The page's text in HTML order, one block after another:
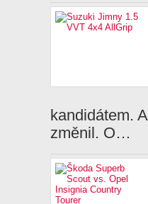
kandidátem.
změnil. O…